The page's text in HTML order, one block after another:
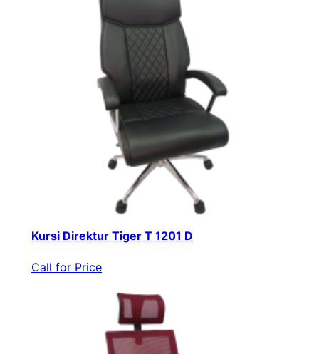
Kursi Direktur Tiger T 1201 D
Call for Price